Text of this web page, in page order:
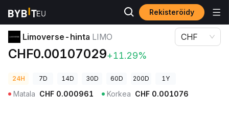
Rekisteröidy
Kryptohinnat
Limoverse-hinta LIMO
CHF0.00107029+11.29%
CHF
24H 7D 14D 30D 60D 200D 1Y
Matala CHF 0.000961 Korkea CHF 0.001076